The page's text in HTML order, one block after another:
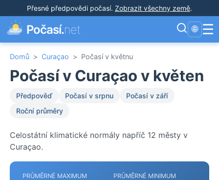
Přesné předpovědi počasí. Zobrazit všechny země.
Počasí.net 🌐 ☰
Domů > Curaçao > Počasí v květnu
Počasí v Curaçao v květen
Předpověď Počasí v srpnu
Počasí v září
Roční průměry
Celostátní klimatické normály napříč 12 městy v
Curaçao.
PRŮMĚRNÉ MAXIMUM PRŮMĚRNÉ MINIMUM